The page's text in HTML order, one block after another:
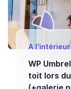
A l'intérieur
WP
toit lors